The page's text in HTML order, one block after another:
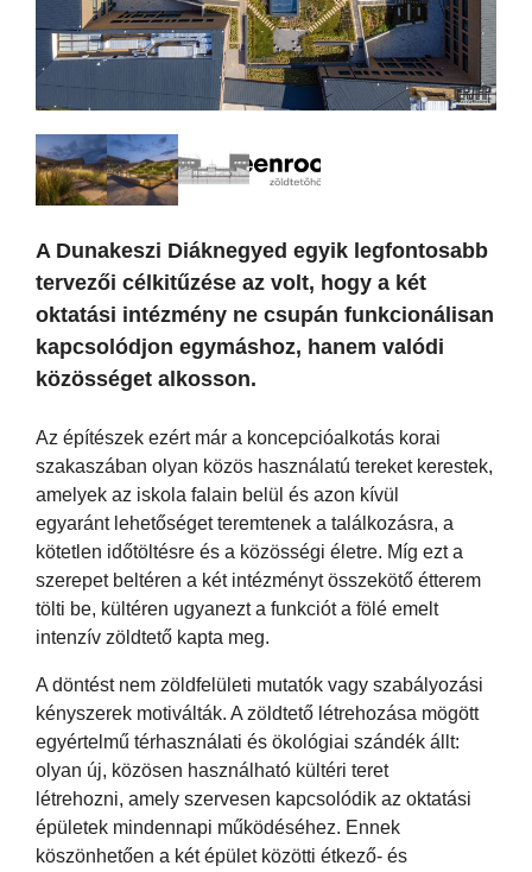
A Dunakeszi Diáknegyed egyik legfontosabb
tervezői célkitűzése az volt, hogy a két
oktatási intézmény ne csupán funkcionálisan
kapcsolódjon egymáshoz, hanem valódi
közösséget alkosson.
Az építészek ezért már a koncepcióalkotás korai
szakaszában olyan közös használatú tereket kerestek,
amelyek az iskola falain belül és azon kívül
egyaránt lehetőséget teremtenek a találkozásra, a
kötetlen időtöltésre és a közösségi életre. Míg ezt a
szerepet beltéren a két intézményt összekötő étterem
tölti be, kültéren ugyanezt a funkciót a fölé emelt
intenzív zöldtető kapta meg.
A döntést nem zöldfelületi mutatók vagy szabályozási
kényszerek motiválták. A zöldtető létrehozása mögött
egyértelmű térhasználati és ökológiai szándék állt:
olyan új, közösen használható kültéri teret
létrehozni, amely szervesen kapcsolódik az oktatási
épületek mindennapi működéséhez. Ennek
köszönhetően a két épület közötti étkező- és